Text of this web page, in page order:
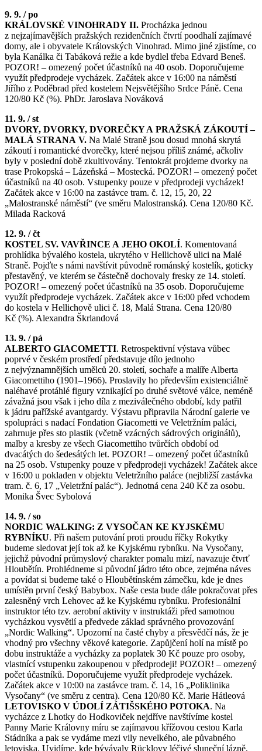
9. 9. / po
KRÁLOVSKÉ VINOHRADY II. Procházka jednou
z nejzajímavějších pražských rezidenčních čtvrtí poodhalí zajímavé
domy, ale i obyvatele Královských Vinohrad. Mimo jiné zjistíme, co
byla Kanálka či Tabáková režie a kde bydlel třeba Edvard Beneš.
POZOR! – omezený počet účastníků na 40 osob. Doporučujeme
využít předprodeje vycházek. Začátek akce v 16:00 na náměstí
Jiřího z Poděbrad před kostelem Nejsvětějšího Srdce Páně. Cena
120/80 Kč (%). PhDr. Jaroslava Nováková
11. 9. / st
DVORY, DVORKY, DVOREČKY A PRAŽSKÁ ZÁKOUTÍ –
MALÁ STRANA V. Na Malé Straně jsou dosud mnohá skrytá
zákoutí i romantické dvorečky, které nejsou příliš známé, ačkoliv
byly v poslední době zkultivovány. Tentokrát projdeme dvorky na
trase Prokopská – Lázeňská – Mostecká. POZOR! – omezený počet
účastníků na 40 osob. Vstupenky pouze v předprodeji vycházek!
Začátek akce v 16:00 na zastávce tram. č. 12, 15, 20, 22
„Malostranské náměstí“ (ve směru Malostranská). Cena 120/80 Kč.
Milada Racková
12. 9. / čt
KOSTEL SV. VAVŘINCE A JEHO OKOLÍ. Komentovaná
prohlídka bývalého kostela, ukrytého v Hellichově ulici na Malé
Straně. Pojďte s námi navštívit původně románský kostelík, goticky
přestavěný, ve kterém se částečně dochovaly fresky ze 14. století.
POZOR! – omezený počet účastníků na 35 osob. Doporučujeme
využít předprodeje vycházek. Začátek akce v 16:00 před vchodem
do kostela v Hellichově ulici č. 18, Malá Strana. Cena 120/80
Kč (%). Alexandra Škrlandová
13. 9. / pá
ALBERTO GIACOMETTI. Retrospektivní výstava vůbec
poprvé v českém prostředí představuje dílo jednoho
z nejvýznamnějších umělců 20. století, sochaře a malíře Alberta
Giacomettiho (1901–1966). Proslavily ho především existenciálně
naléhavé protáhlé figury vznikající po druhé světové válce, neméně
závažná jsou však i jeho díla z meziválečného období, kdy patřil
k jádru pařížské avantgardy. Výstavu připravila Národní galerie ve
spolupráci s nadací Fondation Giacometti ve Veletržním paláci,
zahrnuje přes sto plastik (včetně vzácných sádrových originálů),
malby a kresby ze všech Giacomettiho tvůrčích období od
dvacátých do šedesátých let. POZOR! – omezený počet účastníků
na 25 osob. Vstupenky pouze v předprodeji vycházek! Začátek akce
v 16:00 u pokladen v objektu Veletržního paláce (nejbližší zastávka
tram. č. 6, 17 „Veletržní palác“). Jednotná cena 240 Kč za osobu.
Monika Švec Sybolová
14. 9. / so
NORDIC WALKING: Z VYSOČAN KE KYJSKÉMU
RYBNÍKU. Při našem putování proti proudu říčky Rokytky
budeme sledovat její tok až ke Kyjskému rybníku. Na Vysočany,
jejichž původní průmyslový charakter pomalu mizí, navazuje čtvrť
Hloubětín. Prohlédneme si původní jádro této obce, zejména náves
a povídat si budeme také o Hloubětínském zámečku, kde je dnes
umístěn první český Babybox. Naše cesta bude dále pokračovat přes
zalesněný vrch Lehovec až ke Kyjskému rybníku. Profesionální
instruktor této tzv. aerobní aktivity v instruktáži před samotnou
vycházkou vysvětlí a předvede základ správného provozování
„Nordic Walking“. Upozorní na časté chyby a přesvědčí nás, že je
vhodný pro všechny věkové kategorie. Zapůjčení holí na místě po
dobu instruktáže a vycházky za poplatek 30 Kč pouze pro osoby,
vlastnící vstupenku zakoupenou v předprodeji! POZOR! – omezený
počet účastníků. Doporučujeme využít předprodeje vycházek.
Začátek akce v 10:00 na zastávce tram. č. 14, 16 „Poliklinika
Vysočany“ (ve směru z centra). Cena 120/80 Kč. Marie Hátleová
LETOVISKO V ÚDOLÍ ZÁTIŠSKÉHO POTOKA. Na
vycházce z Lhotky do Hodkoviček nejdříve navštívíme kostel
Panny Marie Královny míru se zajímavou křížovou cestou Karla
Stádníka a pak se vydáme mezi vily nevelkého, ale půvabného
letoviska. Uvidíme, kde bývávaly Rücklovy léčivé sluneční lázně,